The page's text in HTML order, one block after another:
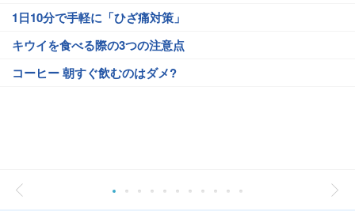
1日10分で手軽に「ひざ痛対策」
キウイを食べる際の3つの注意点
コーヒー 朝すぐ飲むのはダメ?